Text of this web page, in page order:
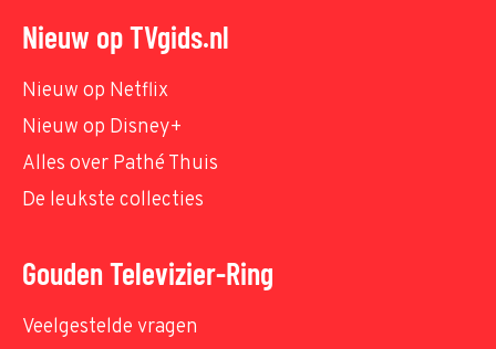
Nieuw op TVgids.nl
Nieuw op Netflix
Nieuw op Disney+
Alles over Pathé Thuis
De leukste collecties
Gouden Televizier-Ring
Veelgestelde vragen